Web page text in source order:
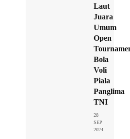
Laut
Juara
Umum
Open
Bola
Voli
Piala
Panglima
TNI
28
SEP
2024